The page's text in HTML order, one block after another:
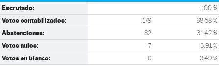
Escrutado: 100 %
Votos contabilizados: 179 68,58 %
Abstenciones: 82 31,42 %
Votos nulos: 7 3,91 %
Votos en blanco: 6 3,49 %